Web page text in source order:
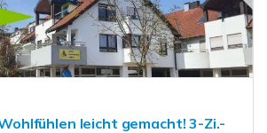
Wohlfühlen leicht gemacht! 3-Zi.-